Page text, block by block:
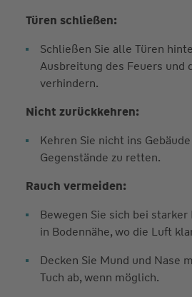
Türen schließen:
Schließen Sie alle Türen
Ausbreitung des Feuers und
verhindern.
Nicht zurückkehren:
Kehren Sie nicht ins
Gegenstände zu retten.
Rauch vermeiden:
Bewegen Sie sich bei
in Bodennähe, wo die Luft
Decken Sie Mund und Nase
Tuch ab, wenn möglich.